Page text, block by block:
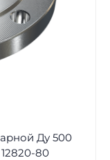
Ду 500
80